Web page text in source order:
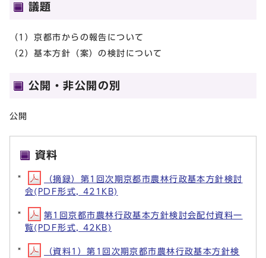
議題
（1）京都市からの報告について
（2）基本方針（案）の検討について
公開・非公開の別
公開
資料
（摘録）第1回次期京都市農林行政基本方針検討
会(PDF形式, 421KB)
第1回京都市農林行政基本方針検討会配付資料一
覧(PDF形式, 42KB)
（資料1）第1回次期京都市農林行政基本方針検